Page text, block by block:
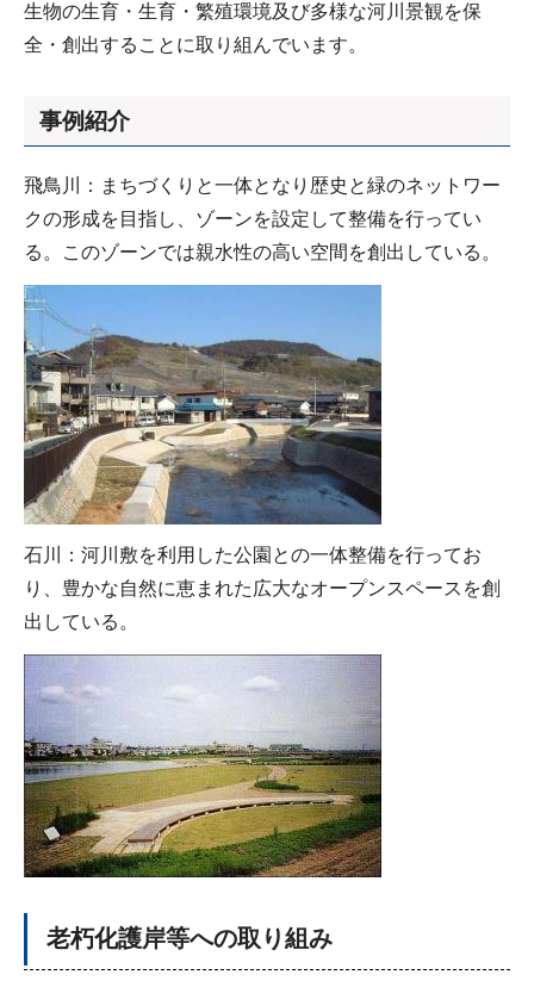
生物の生育・生育・繁殖環境及び多様な河川景観を保
全・創出することに取り組んでいます。
事例紹介
飛鳥川：まちづくりと一体となり歴史と緑のネットワー
クの形成を目指し、ゾーンを設定して整備を行ってい
る。このゾーンでは親水性の高い空間を創出している。
石川：河川敷を利用した公園との一体整備を行ってお
り、豊かな自然に恵まれた広大なオープンスペースを創
出している。
老朽化護岸等への取り組み